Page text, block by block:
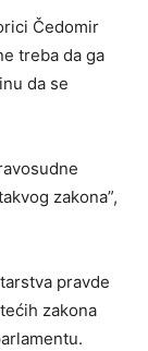
Čedomir
treba da ga
da se
zakona”,
pravde
zakona